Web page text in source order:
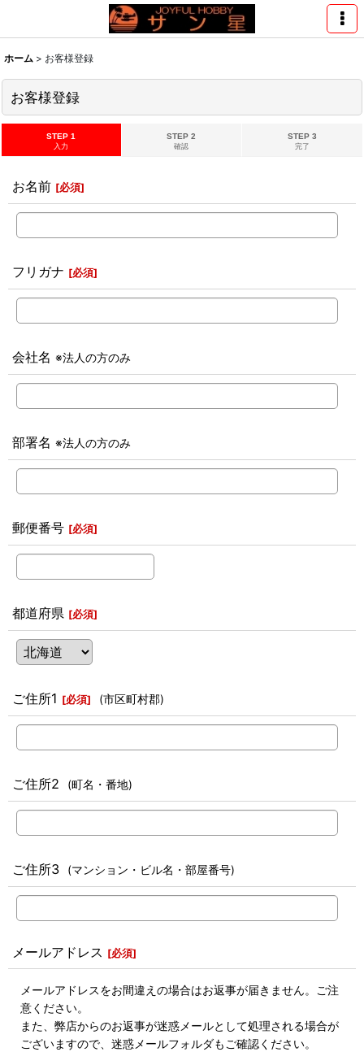
ホーム > お客様登録
お客様登録
STEP 1
入力
STEP 2
確認
STEP 3
完了
お名前 [必須]
フリガナ [必須]
会社名 ※法人の方のみ
部署名 ※法人の方のみ
郵便番号 [必須]
都道府県 [必須]
ご住所1 [必須] (市区町村郡)
ご住所2 (町名・番地)
ご住所3 (マンション・ビル名・部屋番号)
メールアドレス [必須]
メールアドレスをお間違えの場合はお返事が届きません。ご注
意ください。
また、弊店からのお返事が迷惑メールとして処理される場合が
ございますので、迷惑メールフォルダもご確認ください。